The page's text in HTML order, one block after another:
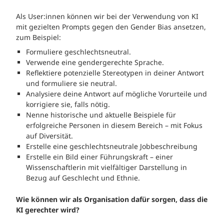
Als User:innen können wir bei der Verwendung von KI
mit gezielten Prompts gegen den Gender Bias ansetzen,
zum Beispiel:
Formuliere geschlechtsneutral.
Verwende eine gendergerechte Sprache.
Reflektiere potenzielle Stereotypen in deiner Antwort
und formuliere sie neutral.
Analysiere deine Antwort auf mögliche Vorurteile und
korrigiere sie, falls nötig.
Nenne historische und aktuelle Beispiele für
erfolgreiche Personen in diesem Bereich – mit Fokus
auf Diversität.
Erstelle eine geschlechtsneutrale Jobbeschreibung
Erstelle ein Bild einer Führungskraft – einer
Wissenschaftlerin mit vielfältiger Darstellung in
Bezug auf Geschlecht und Ethnie.
Wie können wir als Organisation dafür sorgen, dass die
KI gerechter wird?